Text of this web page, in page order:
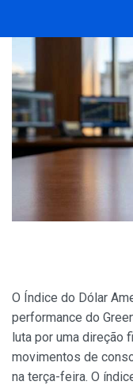
O Índice do Dólar
performance do
luta por uma direção
movimentos de
na terça-feira. O